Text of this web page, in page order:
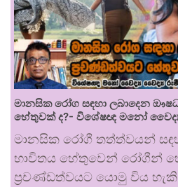
මානසික රෝග සඳහා ලබාදෙන
හේතුවක් ද?- විශේෂඥ මනෝ
මානසික රෝගී තත්ත්වයන්
භාවිතය හේතුවෙන් රෝගීන්
ප්‍රචණ්ඩත්වයට යොමු විය